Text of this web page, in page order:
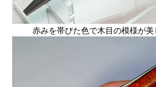
赤みを帯びた色で木目の模様が美